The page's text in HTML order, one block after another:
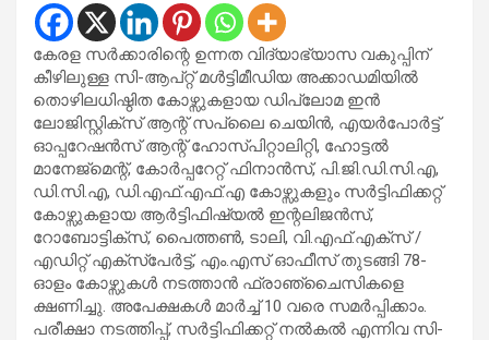
കേരള സർക്കാരിന്റെ ഉന്നത വിദ്യാഭ്യാസ വകുപ്പിന്
കീഴിലുള്ള സി-ആപ്റ്റ് മൾട്ടിമീഡിയ അക്കാഡമിയിൽ
തൊഴിലധിഷ്ഠിത കോഴ്സുകളായ ഡിപ്ലോമ ഇൻ
ലോജിസ്റ്റിക്സ് ആന്റ് സപ്ലൈ ചെയിൻ, എയർപോർട്ട്
ഓപ്പറേഷൻസ് ആന്റ് ഹോസ്പിറ്റാലിറ്റി, ഹോട്ടൽ
മാനേജ്‌മെന്റ്‌, കോർപ്പറേറ്റ് ഫിനാൻസ്, പി.ജി.ഡി.സി.എ,
ഡി.സി.എ, ഡി.എഫ്.എഫ്.എ കോഴ്സുകളും സർട്ടിഫിക്കറ്റ്
കോഴ്സുകളായ ആർട്ടിഫിഷ്യൽ ഇന്റലിജൻസ്,
റോബോട്ടിക്സ്, പൈത്തൺ, ടാലി, വി.എഫ്.എക്സ് /
എഡിറ്റ് എക്സ്പേർട്ട്, എം.എസ് ഓഫീസ് തുടങ്ങി 78-
ഓളം കോഴ്സുകൾ നടത്താൻ ഫ്രാഞ്ചൈസികളെ
ക്ഷണിച്ചു. അപേക്ഷകൾ മാർച്ച് 10 വരെ സമർപ്പിക്കാം.
പരീക്ഷാ നടത്തിപ്പ്, സർട്ടിഫിക്കറ്റ് നൽകൽ എന്നിവ സി-